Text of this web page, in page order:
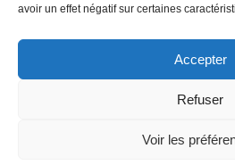
avoir un effet négatif sur certaines
Accepter
Refuser
Voir les